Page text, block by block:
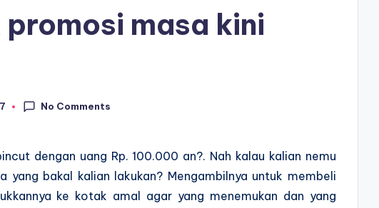
promosi masa kini
No Comments
dengan uang Rp. 100.000 an?. Nah kalau kalian nemu
yang bakal kalian lakukan? Mengambilnya untuk membeli
ke kotak amal agar yang menemukan dan yang